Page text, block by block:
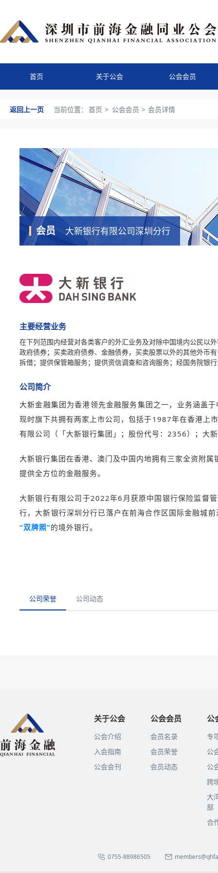
首页 关于公会 公会会员
返回上一页 当前位置： 首页 > 公会会员 > 会员详情
会员 大新银行有限公司深圳分行
主要经营业务
在下列范围内经营对各类客户的外汇业务及对除中国境内公民以
政府债券；买卖政府债券、金融债券，买卖股票以外的其他外币
拆借；提供保管箱服务；提供资信调查和咨询服务；经国务院银
公司简介
大新金融集团为香港领先金融服务集团之一，业务涵盖
现时旗下共拥有两家上市公司，包括于1987年在香港上
有限公司（「大新银行集团」；股份代号：2356）；大
大新银行集团在香港、澳门及中国内地拥有三家全资附
提供全方位的金融服务。
大新银行有限公司于2022年6月获原中国银行保险监督
行，大新银行深圳分行已落户在前海合作区国际金融城
“双牌照”的境外银行。
公司荣誉 公司动态
关于公会
公会介绍
入会指南
公会会刊
公会会员
会员名录
会员荣誉
会员动态
公
专
公
公
跨
大
部
合
0755-88986505